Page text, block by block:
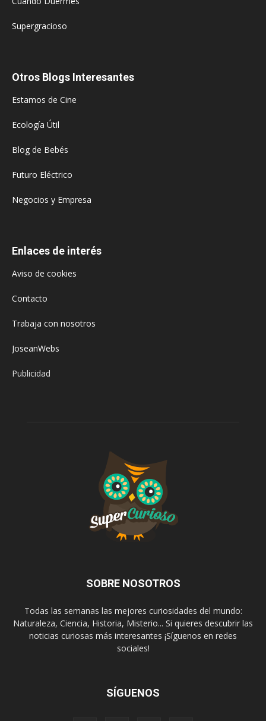
Supergracioso
Otros Blogs Interesantes
Estamos de Cine
Ecología Útil
Blog de Bebés
Futuro Eléctrico
Negocios y Empresa
Enlaces de interés
Aviso de cookies
Contacto
Trabaja con nosotros
JoseanWebs
Publicidad
SOBRE NOSOTROS
Todas las semanas las mejores curiosidades del mundo:
Naturaleza, Ciencia, Historia, Misterio... Si quieres descubrir las
noticias curiosas más interesantes ¡Síguenos en redes
sociales!
SÍGUENOS